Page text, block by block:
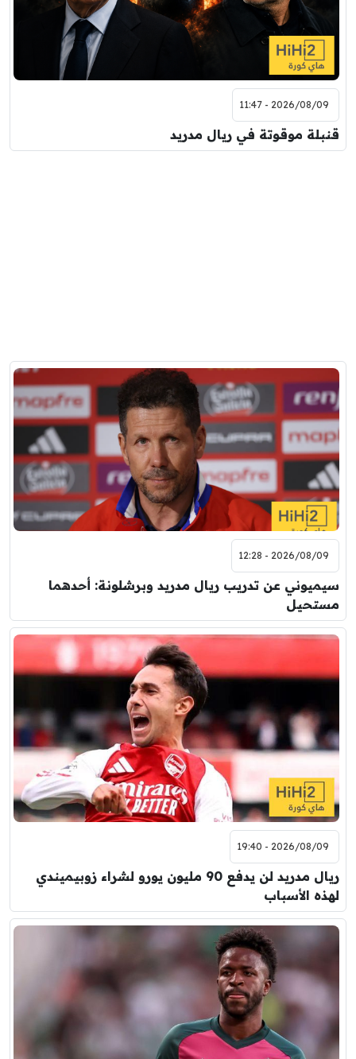
2026/08/09 - 11:47
قنبلة موقوتة في ريال مدريد
2026/08/09 - 12:28
سيميوني عن تدريب ريال مدريد وبرشلونة: أحدهما
مستحيل
2026/08/09 - 19:40
ريال مدريد لن يدفع 90 مليون يورو لشراء زوبيميندي
لهذه الأسباب